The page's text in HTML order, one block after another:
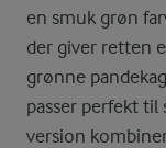
en smuk grøn
der giver retten
grønne
passer perfekt
version